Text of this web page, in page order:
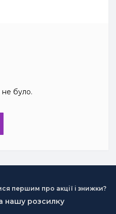
не було.
першим про акції і знижки?
нашу розсилку